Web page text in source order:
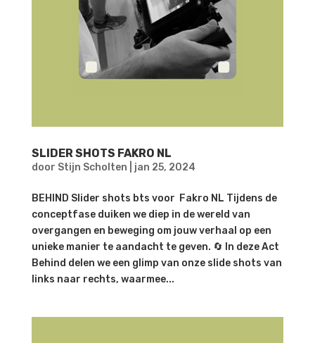
SLIDER SHOTS FAKRO NL
door Stijn Scholten jan 25, 2024
BEHIND Slider shots bts voor Fakro NL Tijdens de
conceptfase duiken we diep in de wereld van
overgangen en beweging om jouw verhaal op een
unieke manier te aandacht te geven. 🔄 In deze Act
Behind delen we een glimp van onze slide shots van
links naar rechts, waarmee...